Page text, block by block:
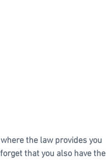
the law provides you
that you also have the